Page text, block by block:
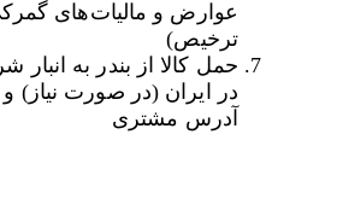
عوارض و مالیات‌های
ترخیص)
حمل کالا از بندر به
در ایران (در صورت نیاز) و
آدرس مشتری